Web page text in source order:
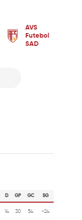
AVS
Futebol
SAD
D GP GC SG
14 30 54 -24